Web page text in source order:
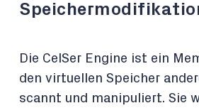
Die CelSer Engine ist ein
den virtuellen Speicher
scannt und manipuliert. Sie